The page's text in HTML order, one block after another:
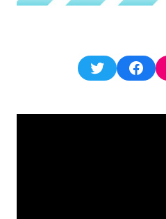
Twitter